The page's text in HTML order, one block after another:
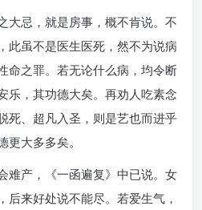
大忌，就是房事，概不肯说。不
此虽不是医生医死，然不为说病
命之罪。若无论什么病，均令断
乐，其功德大矣。再劝人吃素念
死、超凡入圣，则是艺也而进乎
大多多矣。
难产，《一函遍复》中已说。女
后来好处说不能尽。若爱生气，